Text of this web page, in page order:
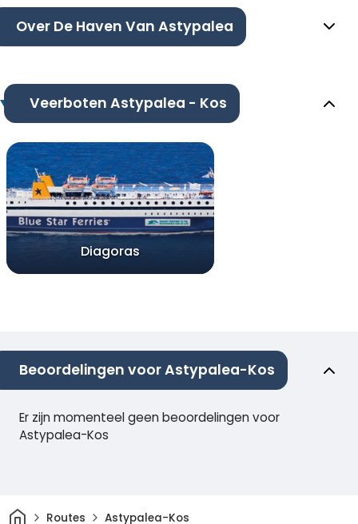
Over De Haven Van Astypalea
Veerboten Astypalea - Kos
Diagoras
Beoordelingen voor Astypalea-Kos
Er zijn momenteel geen beoordelingen voor
Astypalea-Kos
ThuisRoutes Astypalea-Kos